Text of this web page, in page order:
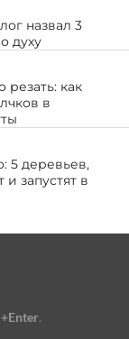
назвал 3
духу
резать: как
в
5 деревьев,
запустят в
.